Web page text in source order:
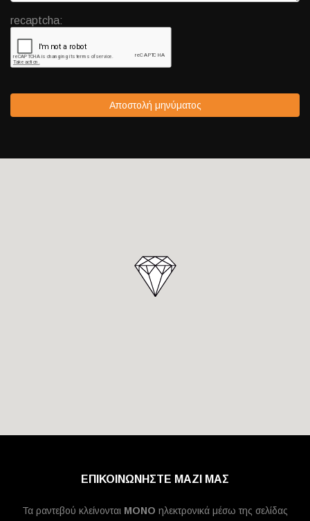
recaptcha:
Αποστολή μηνύματος
ΕΠΙΚΟΙΝΩΝΗΣΤΕ ΜΑΖΙ ΜΑΣ
Τα ραντεβού κλείνονται MONO ηλεκτρονικά μέσω της σελίδας